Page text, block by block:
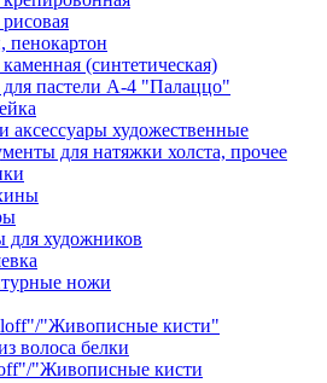
пенокартон
(синтетическая)
для пастели А-4 "Палаццо"
аксессуары художественные
для натяжки холста, прочее
для художников
ножи
"Живописные кисти"
волоса белки
"Живописные кисти